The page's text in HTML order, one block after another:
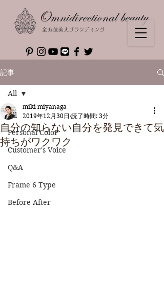
記事
All
Personal Color
Customer's Voice
Q&A
Frame 6 Type
Before After
All
自分の知らない自分を発見できて気
持ちがワクワク
miki miyanaga
2019年12月30日 読了時間: 3分